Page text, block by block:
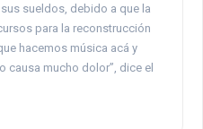
sueldos, debido a que la
para la reconstrucción
hacemos música acá y
causa mucho dolor”, dice el